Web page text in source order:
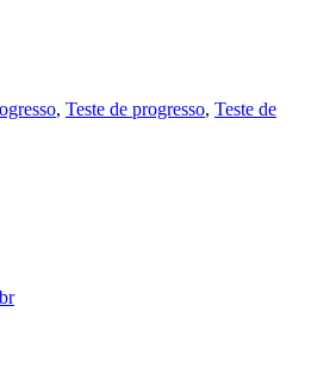
, Teste de progresso, Teste de